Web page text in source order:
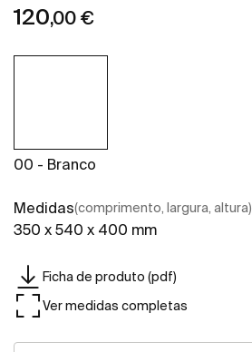
120,00 €
00 - Branco
Medidas(comprimento, largura, altura)
350 x 540 x 400 mm
Ficha de produto (pdf)
Ver medidas completas